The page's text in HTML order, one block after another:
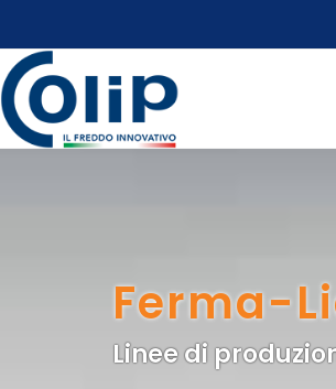
Ferma-
Linee di